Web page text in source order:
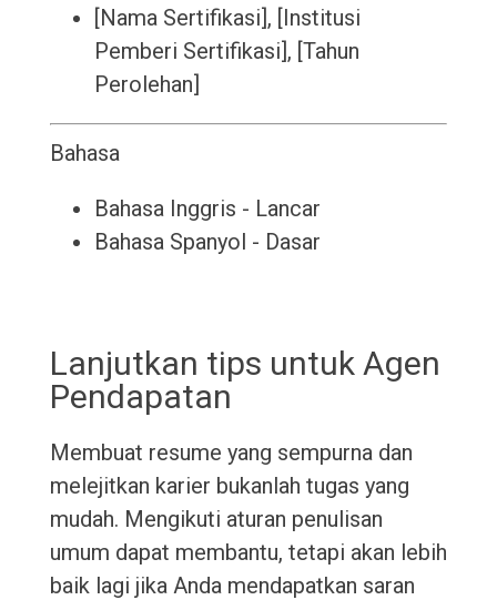
[Nama Sertifikasi], [Institusi
Pemberi Sertifikasi], [Tahun
Perolehan]
Bahasa
Bahasa Inggris - Lancar
Bahasa Spanyol - Dasar
Lanjutkan tips untuk Agen
Pendapatan
Membuat resume yang sempurna dan
melejitkan karier bukanlah tugas yang
mudah. Mengikuti aturan penulisan
umum dapat membantu, tetapi akan lebih
baik lagi jika Anda mendapatkan saran